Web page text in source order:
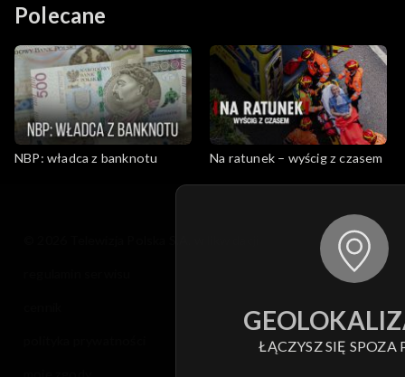
Polecane
NBP: władca z banknotu Na ratunek – wyścig z czasem
ŁĄCZYSZ SIĘ SPOZA